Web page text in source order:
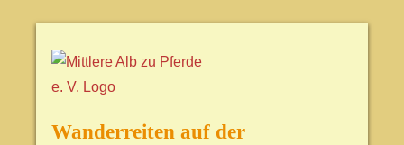
Wanderreiten auf der